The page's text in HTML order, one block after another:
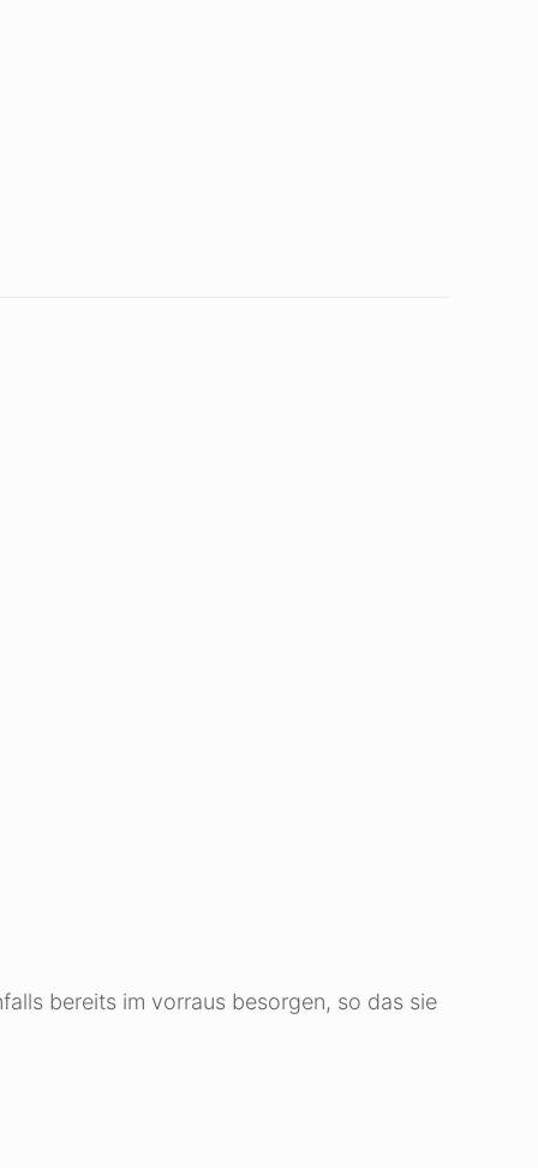
bereits im vorraus besorgen, so das sie